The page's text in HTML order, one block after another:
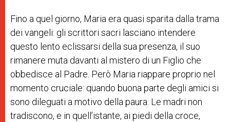
Fino a quel giorno, Maria era quasi sparita dalla trama
dei vangeli: gli scrittori sacri lasciano intendere
questo lento eclissarsi della sua presenza, il suo
rimanere muta davanti al mistero di un Figlio che
obbedisce al Padre. Però Maria riappare proprio nel
momento cruciale: quando buona parte degli amici si
sono dileguati a motivo della paura. Le madri non
tradiscono, e in quell’istante, ai piedi della croce,